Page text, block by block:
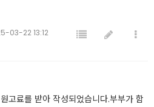
03-22 13:12
고료를 받아 작성되었습니다.​​​​​​부부가 함